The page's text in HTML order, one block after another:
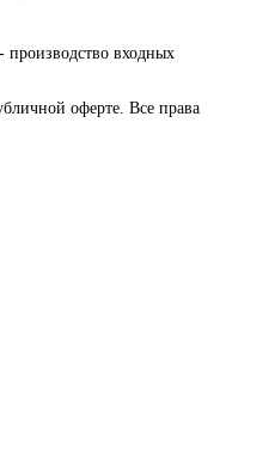
входных
оферте. Все права